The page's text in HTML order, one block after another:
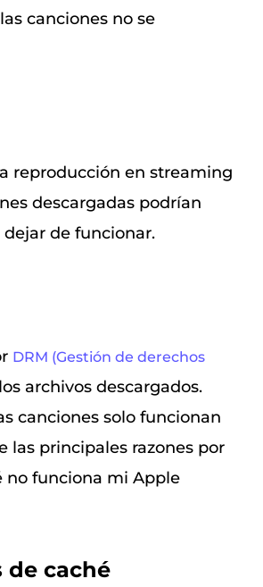
canciones no se
reproducción en streaming
descargadas podrían
de funcionar.
DRM (Gestión de derechos
archivos descargados.
canciones solo funcionan
las principales razones por
no funciona mi Apple
de caché